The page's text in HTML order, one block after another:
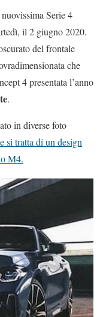
Serie 4
il 2 giugno 2020.
del frontale
che
4 presentata l’anno
.
in diverse foto
si tratta di un design
M4.